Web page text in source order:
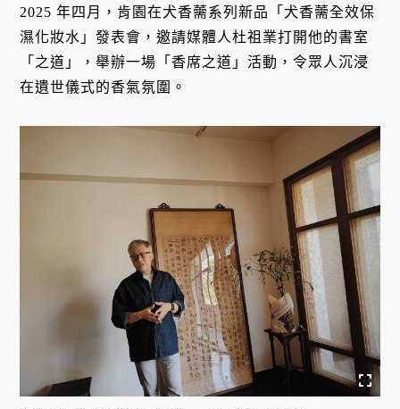
2025 年四月，肯園在犬香薷系列新品「犬香薷全效保
濕化妝水」發表會，邀請媒體人杜祖業打開他的書室
「之道」，舉辦一場「香席之道」活動，令眾人沉浸
在遺世儀式的香氣氛圍。